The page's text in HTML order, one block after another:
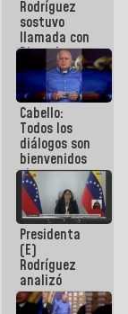
Rodríguez
sostuvo
llamada con
Dinorah
Figuera y
acuerdan
primer
encuentro
presencial
para el
diálogo
Cabello:
Todos los
diálogos son
bienvenidos
siempre que
estén en el
marco de la
Constitución
de la
República
Presidenta
(E)
Rodríguez
analizó
junto a